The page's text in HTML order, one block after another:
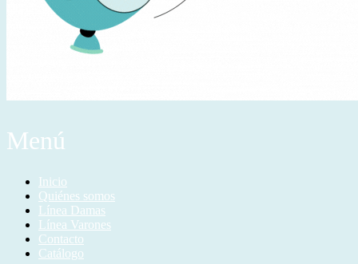
Menú
Inicio
Quiénes somos
Línea Damas
Línea Varones
Contacto
Catálogo